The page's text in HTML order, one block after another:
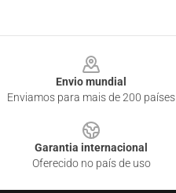
Envio mundial
Enviamos para mais de 200 países
Garantia internacional
Oferecido no país de uso